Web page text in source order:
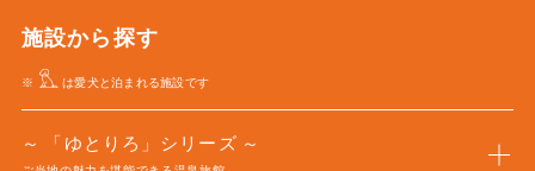
施設から探す
※ は愛犬と泊まれる施設です
「ゆとりろ」シリーズ